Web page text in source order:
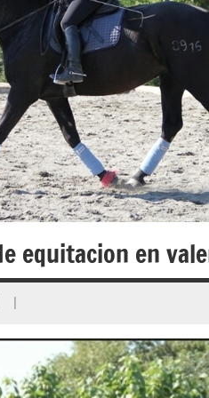
equitacion en